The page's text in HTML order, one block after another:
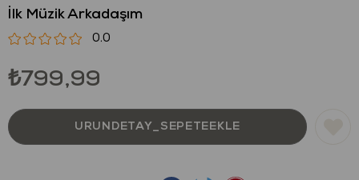
İlk Müzik Arkadaşım
0.0
₺799,99